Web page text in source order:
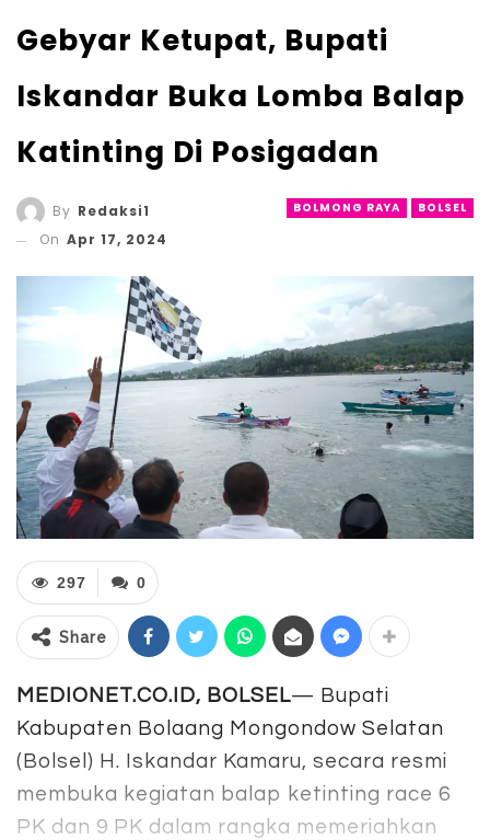
Gebyar Ketupat, Bupati
Iskandar Buka Lomba Balap
Katinting Di Posigadan
BOLMONG RAYA BOLSEL
By Redaksi1
On Apr 17, 2024
0
297
Share
MEDIONET.CO.ID, BOLSEL— Bupati
Kabupaten Bolaang Mongondow Selatan
(Bolsel) H. Iskandar Kamaru, secara resmi
membuka kegiatan balap ketinting race 6
PK dan 9 PK dalam rangka memeriahkan